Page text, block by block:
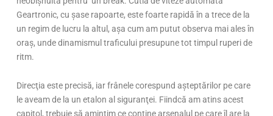
Geartronic, cu şase rapoarte, este foarte rapidă în a trece de la
un regim de lucru la altul, aşa cum am putut observa mai ales în
oraş, unde dinamismul traficului presupune tot timpul ruperi de
ritm.
Direcţia este precisă, iar frânele corespund aşteptărilor pe care
le aveam de la un etalon al siguranţei. Fiindcă am atins acest
capitol, trebuie să amintim ce conţine arsenalul pe care îl are la